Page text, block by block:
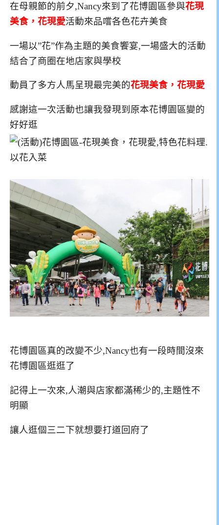
在母親節的前夕,Nancy來到了花博園區參與花現
美食，花現愛活動來品嚐各色花卉美食
一場以”花”作為主題的美食饗宴,一場盛大的活動
結合了商圈在地店家與學校
動員了多方人馬呈現最完美的花現美食，花現愛
感謝這一次活動也讓我發現到原本花博園區變的
好好逛
花博園區真的改變不少,Nancy也有一段時間沒來
花博園區逛逛了
記得上一次來,人潮與店家都滿稀少的,主題性不
明顯
讓人逛個三二下就想要打道回府了